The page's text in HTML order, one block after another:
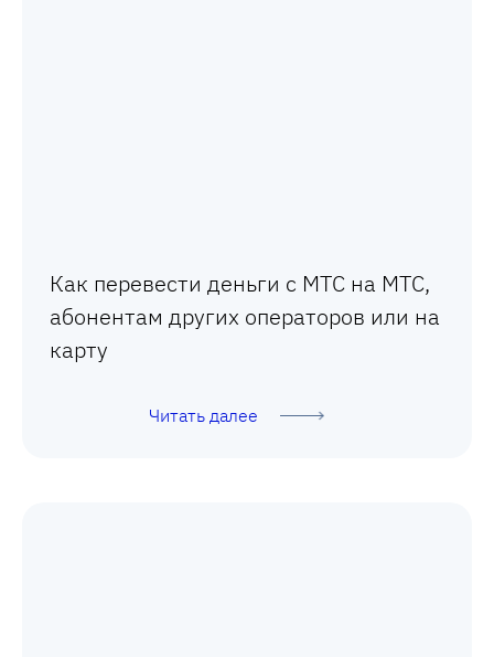
Как перевести деньги с МТС на МТС,
абонентам других операторов или на
карту
Читать далее